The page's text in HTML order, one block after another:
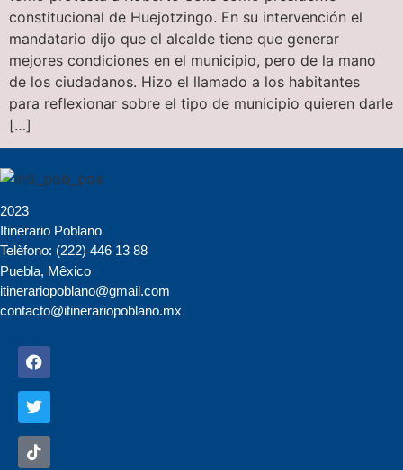
constitucional de Huejotzingo. En su intervención el
mandatario dijo que el alcalde tiene que generar
mejores condiciones en el municipio, pero de la mano
de los ciudadanos. Hizo el llamado a los habitantes
para reflexionar sobre el tipo de municipio quieren darle
[…]
2023
Itinerario Poblano
Telèfono: (222) 446 13 88
Puebla, Mêxico
itinerariopoblano@gmail.com
contacto@itinerariopoblano.mx